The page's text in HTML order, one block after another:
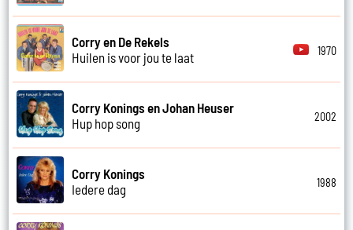
Corry en De Rekels
Huilen is voor jou te laat
1970
Corry Konings en Johan Heuser
Hup hop song
2002
Corry Konings
Iedere dag
1988